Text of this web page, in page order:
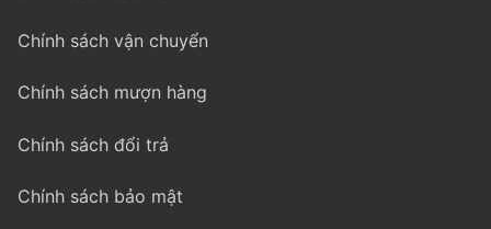
Chính sách vận chuyển
Chính sách mượn hàng
Chính sách đổi trả
Chính sách bảo mật